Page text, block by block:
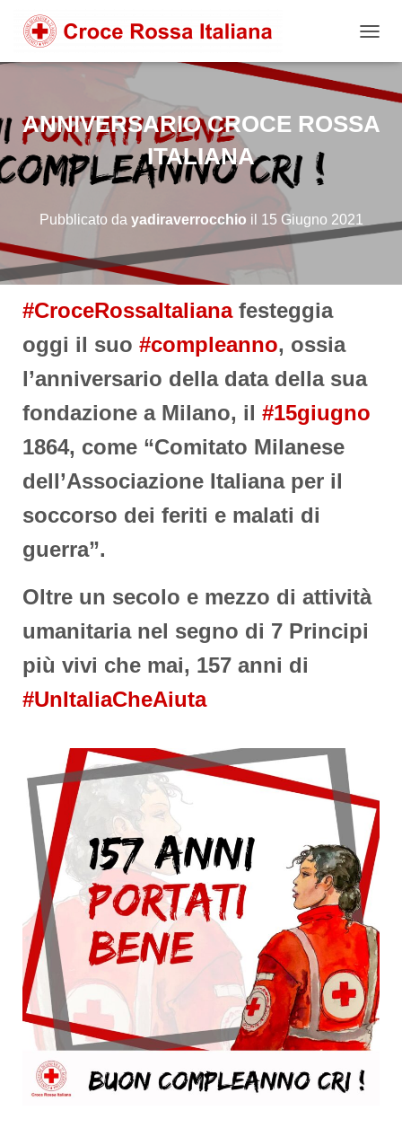
ANNIVERSARIO CROCE ROSSA
ITALIANA
Pubblicato da yadiraverrocchio il 15 Giugno 2021
#CroceRossaItalianafesteggia
oggi il suo #compleanno, ossia
l’anniversario della data della sua
fondazione a Milano, il #15giugno
1864, come “Comitato Milanese
dell’Associazione Italiana per il
soccorso dei feriti e malati di
guerra”.
Oltre un secolo e mezzo di attività
umanitaria nel segno di 7 Principi
più vivi che mai, 157 anni di
#UnItaliaCheAiuta